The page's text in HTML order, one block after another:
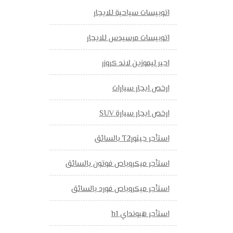
اتوبيسات سياحية للايجار
اتوبيسات مرسيدس للايجار
اجير ليموزين لاند كروزر
ارخص ايجار سيارات
ارخص ايجار سيارة SUV
استأجر جيتورT2 بالسائق
استأجر ميكروباص فوتون بالسائق
استأجر ميكروباص فورد بالسائق
استأجر هيونداي h1